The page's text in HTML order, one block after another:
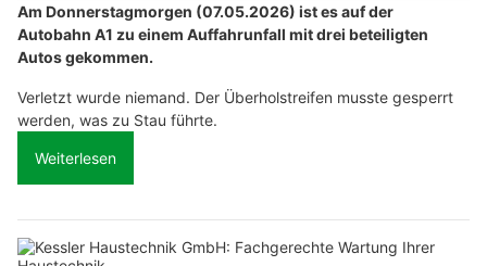
Am Donnerstagmorgen (07.05.2026) ist es auf der
Autobahn A1 zu einem Auffahrunfall mit drei beteiligten
Autos gekommen.
Verletzt wurde niemand. Der Überholstreifen musste gesperrt
werden, was zu Stau führte.
Weiterlesen